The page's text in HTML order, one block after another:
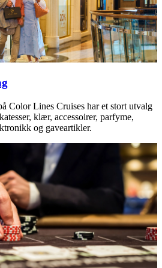
Color Lines Cruises har et stort utvalg
klær, accessoirer, parfyme,
og gaveartikler.